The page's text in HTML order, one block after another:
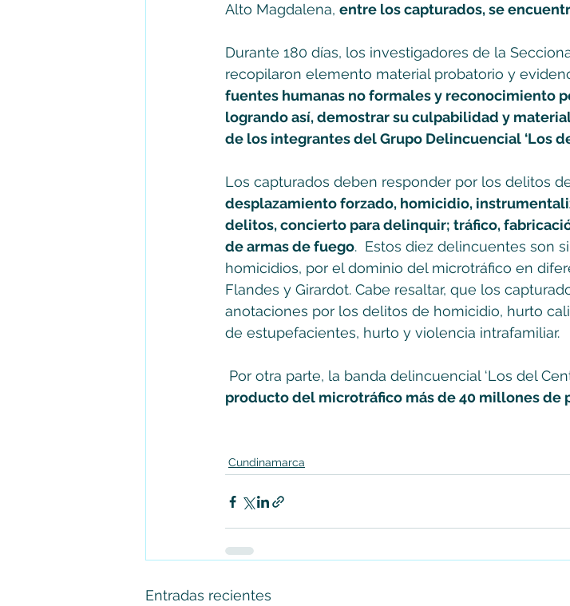
Alto Magdalena, entre los capturados, se
Durante 180 días, los investigadores de la
recopilaron elemento material probatorio y
fuentes humanas no formales y reconocimiento
logrando así, demostrar su culpabilidad y
de los integrantes del Grupo Delincuencial ‘Los
Los capturados deben responder por los delitos
desplazamiento forzado, homicidio,
delitos, concierto para delinquir; tráfico,
de armas de fuego.  Estos diez delincuentes son
homicidios, por el dominio del microtráfico en
Flandes y Girardot. Cabe resaltar, que los
anotaciones por los delitos de homicidio, hurto
de estupefacientes, hurto y violencia intrafamiliar.
Por otra parte, la banda delincuencial ‘Los del
producto del microtráfico más de 40 millones de
Cundinamarca
Entradas recientes